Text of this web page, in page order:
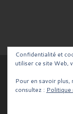
Propulsé par
Confidentialité et
utiliser ce site Web,
Pour en savoir
consultez : Politique